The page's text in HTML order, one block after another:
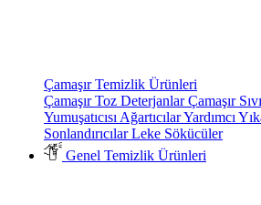
Çamaşır Temizlik Ürünleri
Çamaşır Toz DeterjanlarÇamaşır
Yumuşatıcısı AğartıcılarYardımcı
SonlandırıcılarLeke Sökücüler
Genel Temizlik Ürünleri